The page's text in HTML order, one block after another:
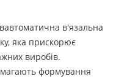
в'язальна
яка прискорює
виробів.
формування